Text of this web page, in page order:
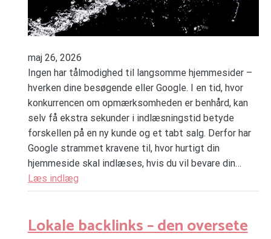
maj 26, 2026
Ingen har tålmodighed til langsomme hjemmesider –
hverken dine besøgende eller Google. I en tid, hvor
konkurrencen om opmærksomheden er benhård, kan
selv få ekstra sekunder i indlæsningstid betyde
forskellen på en ny kunde og et tabt salg. Derfor har
Google strammet kravene til, hvor hurtigt din
hjemmeside skal indlæses, hvis du vil bevare din…
Læs indlæg
Lokale backlinks – den oversete